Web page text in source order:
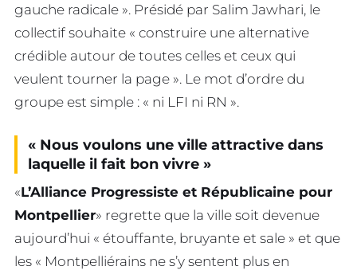
gauche radicale ». Présidé par Salim Jawhari, le
collectif souhaite « construire une alternative
crédible autour de toutes celles et ceux qui
veulent tourner la page ». Le mot d’ordre du
groupe est simple : « ni LFI ni RN ».
« Nous voulons une ville attractive dans
laquelle il fait bon vivre »
«L’Alliance Progressiste et Républicaine pour
Montpellier» regrette que la ville soit devenue
aujourd’hui « étouffante, bruyante et sale » et que
les « Montpelliérains ne s’y sentent plus en